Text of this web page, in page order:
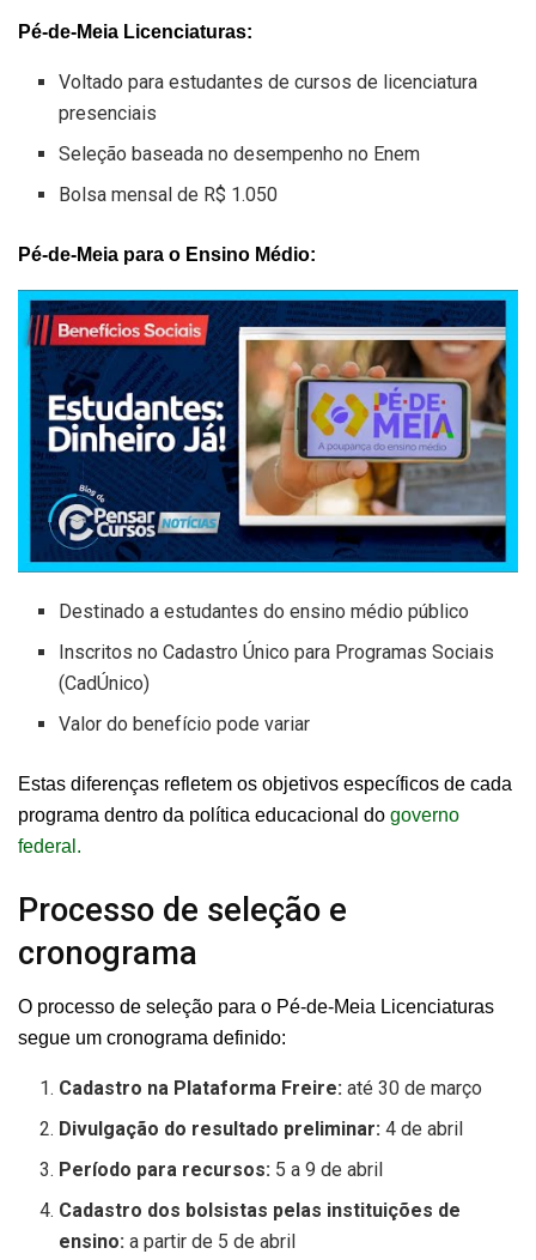
Pé-de-Meia Licenciaturas:
Voltado para estudantes de cursos de licenciatura
presenciais
Seleção baseada no desempenho no Enem
Bolsa mensal de R$ 1.050
Pé-de-Meia para o Ensino Médio:
Destinado a estudantes do ensino médio público
Inscritos no Cadastro Único para Programas Sociais
(CadÚnico)
Valor do benefício pode variar
Estas diferenças refletem os objetivos específicos de cada
programa dentro da política educacional do governo
federal.
Processo de seleção e
cronograma
O processo de seleção para o Pé-de-Meia Licenciaturas
segue um cronograma definido:
Cadastro na Plataforma Freire: até 30 de março
Divulgação do resultado preliminar: 4 de abril
Período para recursos: 5 a 9 de abril
Cadastro dos bolsistas pelas instituições de
ensino: a partir de 5 de abril